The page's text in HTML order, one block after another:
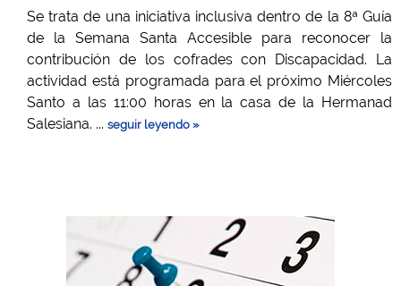
Se trata de una iniciativa inclusiva dentro de la 8ª Guía
de la Semana Santa Accesible para reconocer la
contribución de los cofrades con Discapacidad. La
actividad está programada para el próximo Miércoles
Santo a las 11:00 horas en la casa de la Hermanad
Salesiana. ... seguir leyendo »